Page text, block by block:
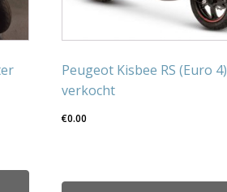
Peugeot Kisbee RS (Euro 4)
verkocht
€0.00